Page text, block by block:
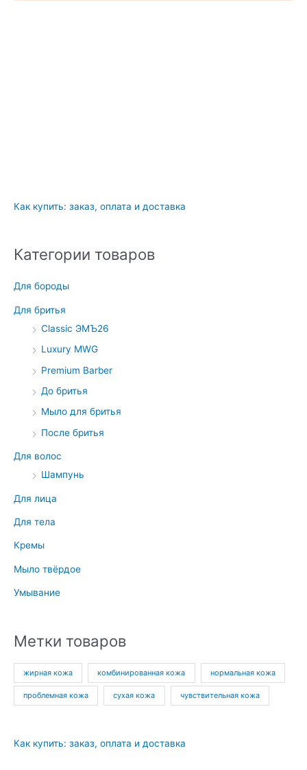
Как купить: заказ, оплата и доставка
Категории товаров
Для бороды
Для бритья
Classic ЭМЪ26
Luxury MWG
Premium Barber
До бритья
Мыло для бритья
После бритья
Для волос
Шампунь
Для лица
Для тела
Кремы
Мыло твёрдое
Умывание
Метки товаров
жирная кожа комбинированная кожа нормальная кожа
проблемная кожа сухая кожа чувствительная кожа
Как купить: заказ, оплата и доставка